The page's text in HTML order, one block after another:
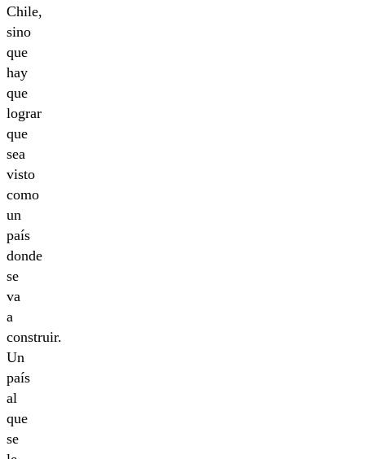
Chile,
sino
que
hay
que
lograr
que
sea
visto
como
un
país
donde
se
va
a
construir.
Un
país
al
que
se